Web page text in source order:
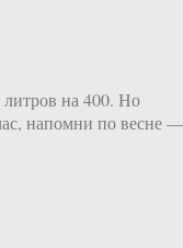
на 400. Но
напомни по весне —